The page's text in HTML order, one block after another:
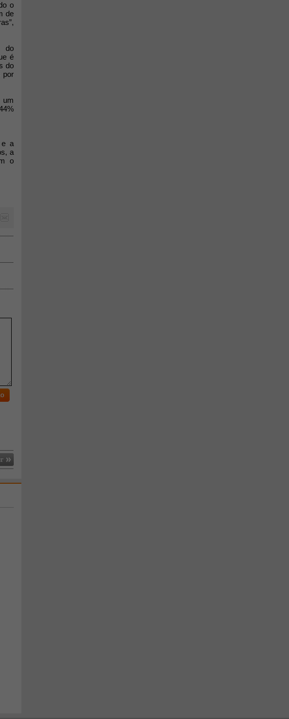
o
de
do
é
do
por
um
e a
a
o